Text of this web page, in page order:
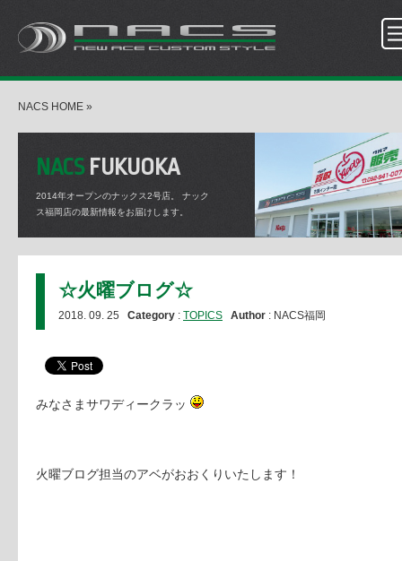
NACS HOME »
NACSFUKUOKA
2014年オープンのナックス2号店。
ナック
ス福岡店の最新情報をお届けします。
☆火曜ブログ☆
2018. 09. 25 Category : TOPICS Author : NACS福岡
みなさまサワディークラッ
火曜ブログ担当のアベがおおくりいたします！